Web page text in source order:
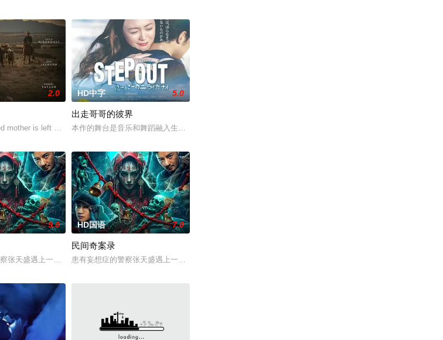
的故事。
悲愤的家属委托私家侦探追查真相，誓要找出躲在屏幕背后的始作俑者。随着调查深入，侦探发现这远不是一起普通的
2.0
mother is left with the care of an alcoholic father-in-law an
HD中字 5.0
出走哥哥的彼界
本作的舞台是音乐和舞蹈融入生活的冲绳。与母亲朱音、妹妹舞一起生活的照屋踊，憧憬舞蹈学校的丽莎，
往的名校前途。砌砖建墙，朴拙的体力劳动，来得实实在在；乌克兰工友结实肉
展开。在面对跨越视力障碍、好不容易成为陶艺家却离奇身亡的双胞胎妹妹瑞音时，瑞真孤身一人踏上了挖掘死亡真相
9.0
张天盛遇上一起离奇的神像杀人事件，勘案过程中，牵引出“婴胎报仇”，“娘娘索命”等一连串妖异事件，张天盛虽被种种诡怪幻象
HD国语 7.0
民间奇案录
患有妄想症的警察张天盛遇上一起离奇的神像杀人事件，勘案过程中，牵引出“婴胎报仇”，“娘娘索命”等一连